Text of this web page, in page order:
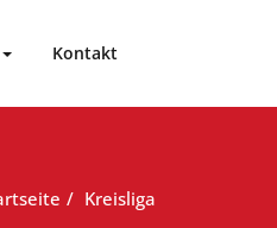
Kontakt
Kreisliga